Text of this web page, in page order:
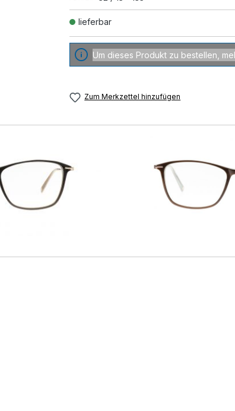
lieferbar
Um dieses Produkt zu bestellen,
Zum Merkzettel hinzufügen